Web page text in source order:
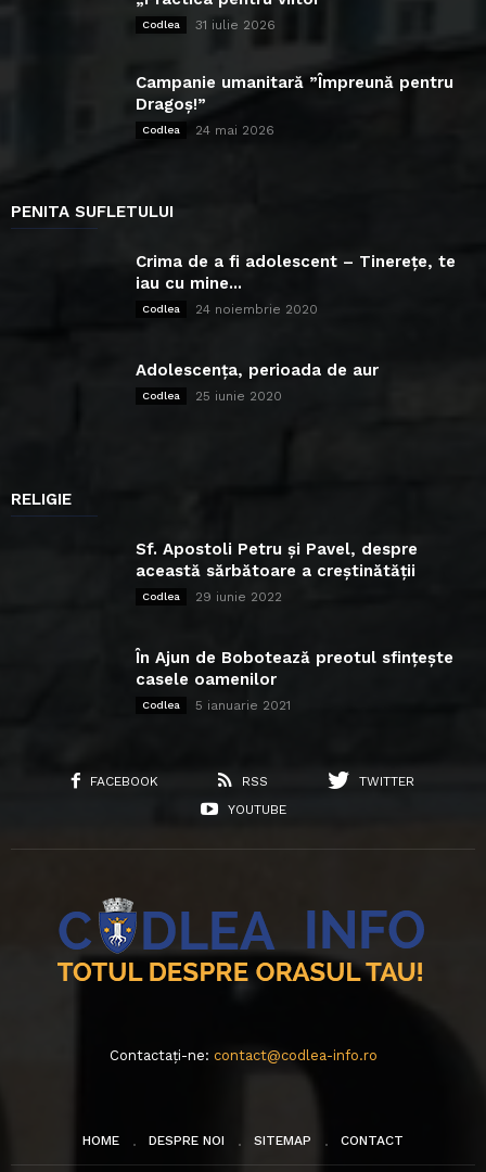
Codlea 31 iulie 2026
Campanie umanitară ”Împreună pentru
Dragoș!”
Codlea 24 mai 2026
PENITA SUFLETULUI
Crima de a fi adolescent – Tinerețe, te
iau cu mine...
Codlea 24 noiembrie 2020
Adolescența, perioada de aur
Codlea 25 iunie 2020
RELIGIE
Sf. Apostoli Petru și Pavel, despre
această sărbătoare a creștinătății
Codlea 29 iunie 2022
În Ajun de Bobotează preotul sfințește
casele oamenilor
Codlea 5 ianuarie 2021
FACEBOOK RSS
TWITTER
YOUTUBE
Contactați-ne: contact@codlea-info.ro
HOME DESPRE NOI SITEMAP CONTACT